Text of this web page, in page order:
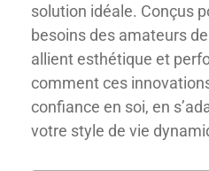
solution idéale. Conçus
besoins des amateurs
allient esthétique et
comment ces
confiance en soi, en
votre style de vie